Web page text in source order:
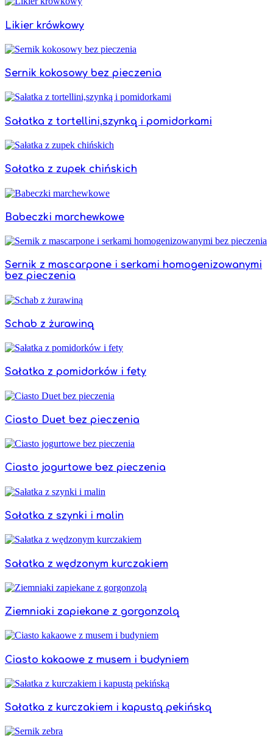
Likier krówkowy
Sernik kokosowy bez pieczenia
Sałatka z tortellini,szynką i pomidorkami
Sałatka z zupek chińskich
Babeczki marchewkowe
Sernik z mascarpone i serkami homogenizowanymi
bez pieczenia
Schab z żurawiną
Sałatka z pomidorków i fety
Ciasto Duet bez pieczenia
Ciasto jogurtowe bez pieczenia
Sałatka z szynki i malin
Sałatka z wędzonym kurczakiem
Ziemniaki zapiekane z gorgonzolą
Ciasto kakaowe z musem i budyniem
Sałatka z kurczakiem i kapustą pekińską